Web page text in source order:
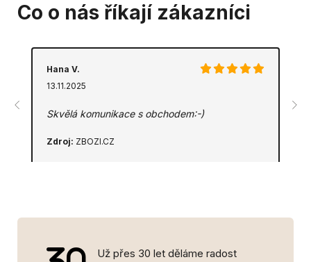
Co o nás říkají zákazníci
Hana V.
13.11.2025
Skvělá komunikace s obchodem:-)
Zdroj: ZBOZI.CZ
Už přes 30 let děláme radost